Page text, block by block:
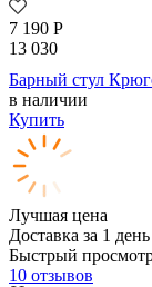
7 190 Р
13 030
Барный стул
в наличии
Купить
Лучшая цена
Доставка за 1 день
Быстрый
10 отзывов